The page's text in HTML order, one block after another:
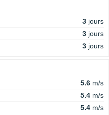
3 jours
3 jours
3 jours
5.6 m/s
5.4 m/s
5.4 m/s